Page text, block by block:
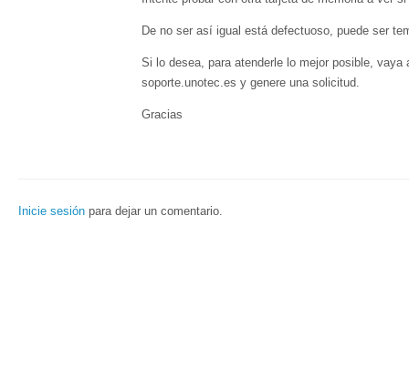
De no ser así igual está defectuoso, puede ser
Si lo desea, para atenderle lo mejor posible, vaya
soporte.unotec.es y genere una solicitud.
Gracias
Inicie sesión para dejar un comentario.